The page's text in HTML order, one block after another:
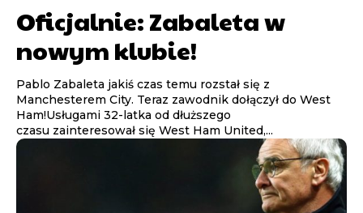
Oficjalnie: Zabaleta w
nowym klubie!
Pablo Zabaleta jakiś czas temu rozstał się z
Manchesterem City. Teraz zawodnik dołączył do West
Ham!Usługami 32-latka od dłuższego
czasu zainteresował się West Ham United,...